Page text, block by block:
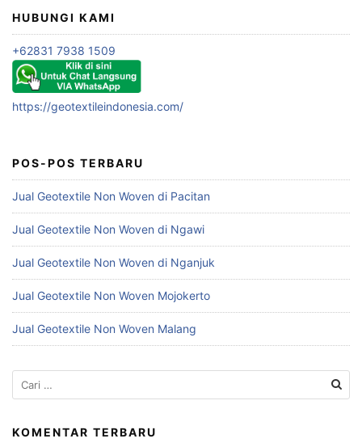
HUBUNGI KAMI
+62831 7938 1509
https://geotextileindonesia.com/
POS-POS TERBARU
Jual Geotextile Non Woven di Pacitan
Jual Geotextile Non Woven di Ngawi
Jual Geotextile Non Woven di Nganjuk
Jual Geotextile Non Woven Mojokerto
Jual Geotextile Non Woven Malang
Cari
untuk:
KOMENTAR TERBARU